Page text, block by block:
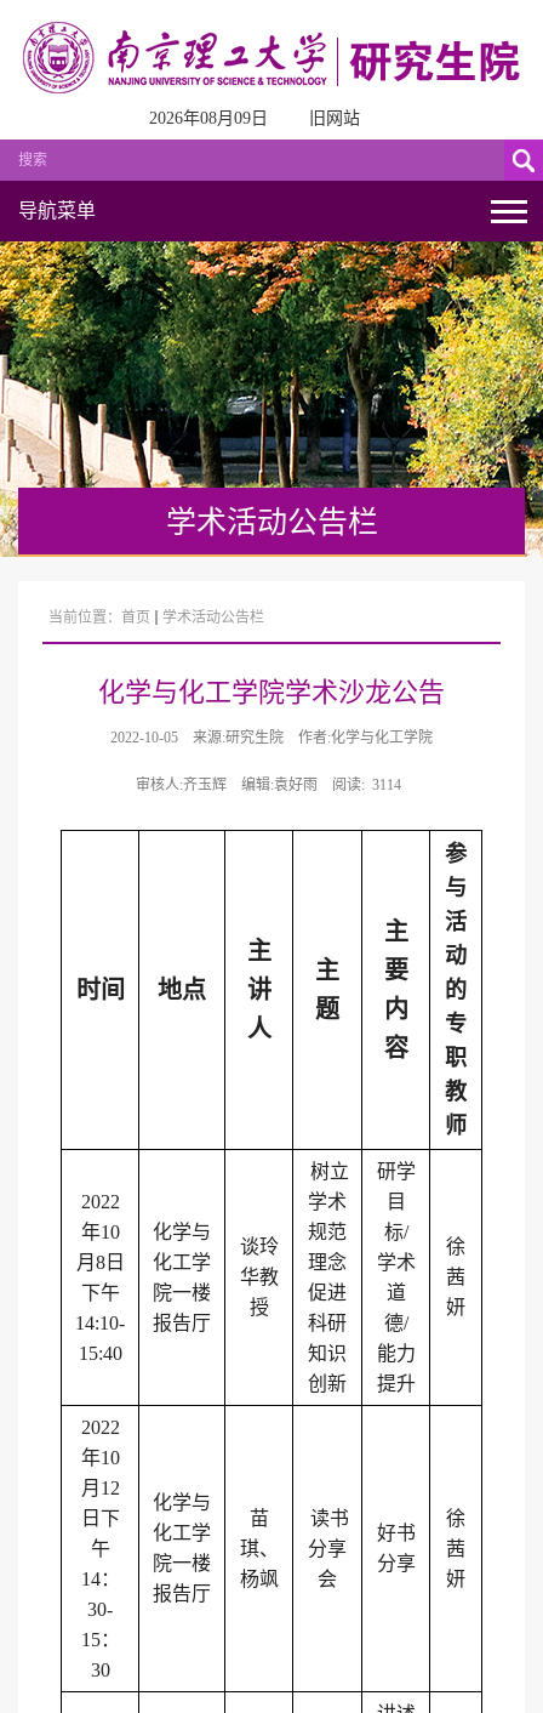
2026年08月09日 旧网站
导航菜单
学术活动公告栏
当前位置： 首页 学术活动公告栏
化学与化工学院学术沙龙公告
2022-10-05 来源:研究生院 作者:化学与化工学院
审核人:齐玉辉 编辑:袁好雨 阅读: 3114
时间 地点
主
讲
人
主
题
主
要
内
容
参
与
活
动
的
专
职
教
师
2022
年10
月 8日
下午
14:10-
15:40
化学与
化工学
院一楼
报告厅
谈玲
华教
授
树立
学术
规范
理念
促进
科研
知识
创新
研学
目
标/
学术
道
德/
能力
提升
徐
茜
妍
2022
年10
月 12
日下
午
14：
30-
15：
30
化学与
化工学
院一楼
报告厅
苗
琪、
杨飒
读书
分享
会
好书
分享
徐
茜
妍